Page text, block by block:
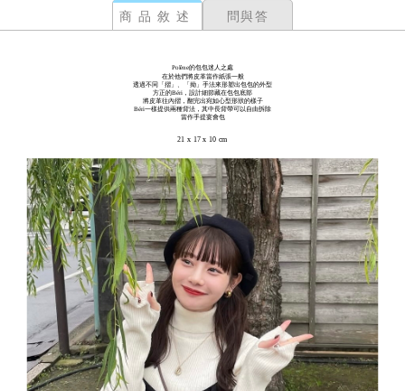
商品敘述 問與答